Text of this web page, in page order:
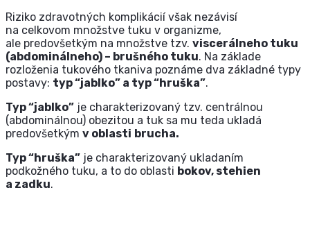
Riziko zdravotných komplikácií však nezávisí
na celkovom množstve tuku v organizme,
ale predovšetkým na množstve tzv. viscerálneho tuku
(abdominálneho) – brušného tuku. Na základe
rozloženia tukového tkaniva poznáme dva základné typy
postavy: typ “jablko” a typ “hruška”.
Typ “jablko” je charakterizovaný tzv. centrálnou
(abdominálnou) obezitou a tuk sa mu teda ukladá
predovšetkým v oblasti brucha.
Typ “hruška” je charakterizovaný ukladaním
podkožného tuku, a to do oblasti bokov, stehien
a zadku.